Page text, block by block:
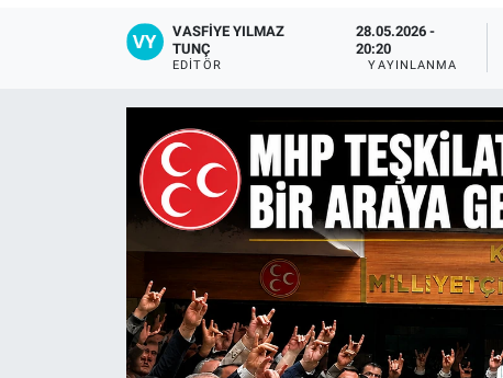
VASFIYE YILMAZ
TUNÇ
EDITÖR
28.05.2026 -
20:20
YAYINLANMA